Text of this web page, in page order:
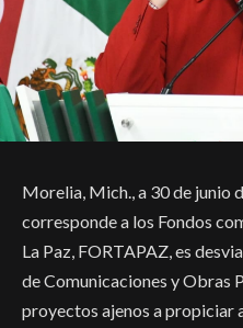
Morelia, Mich., a 30 de junio
corresponde a los Fondos
La Paz, FORTAPAZ, es
de Comunicaciones y Obras
proyectos ajenos a propiciar